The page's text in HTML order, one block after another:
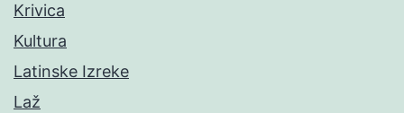
Krivica
Kultura
Latinske Izreke
Laž